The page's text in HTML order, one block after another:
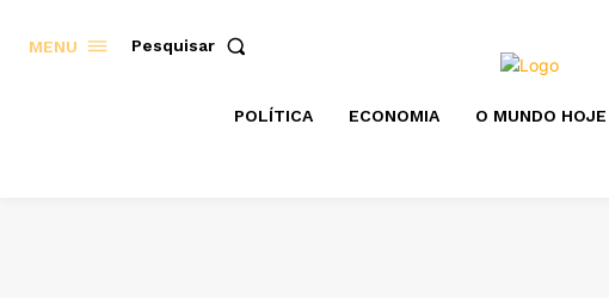
MENU Pesquisar
POLÍTICA ECONOMIA O MUNDO HOJE